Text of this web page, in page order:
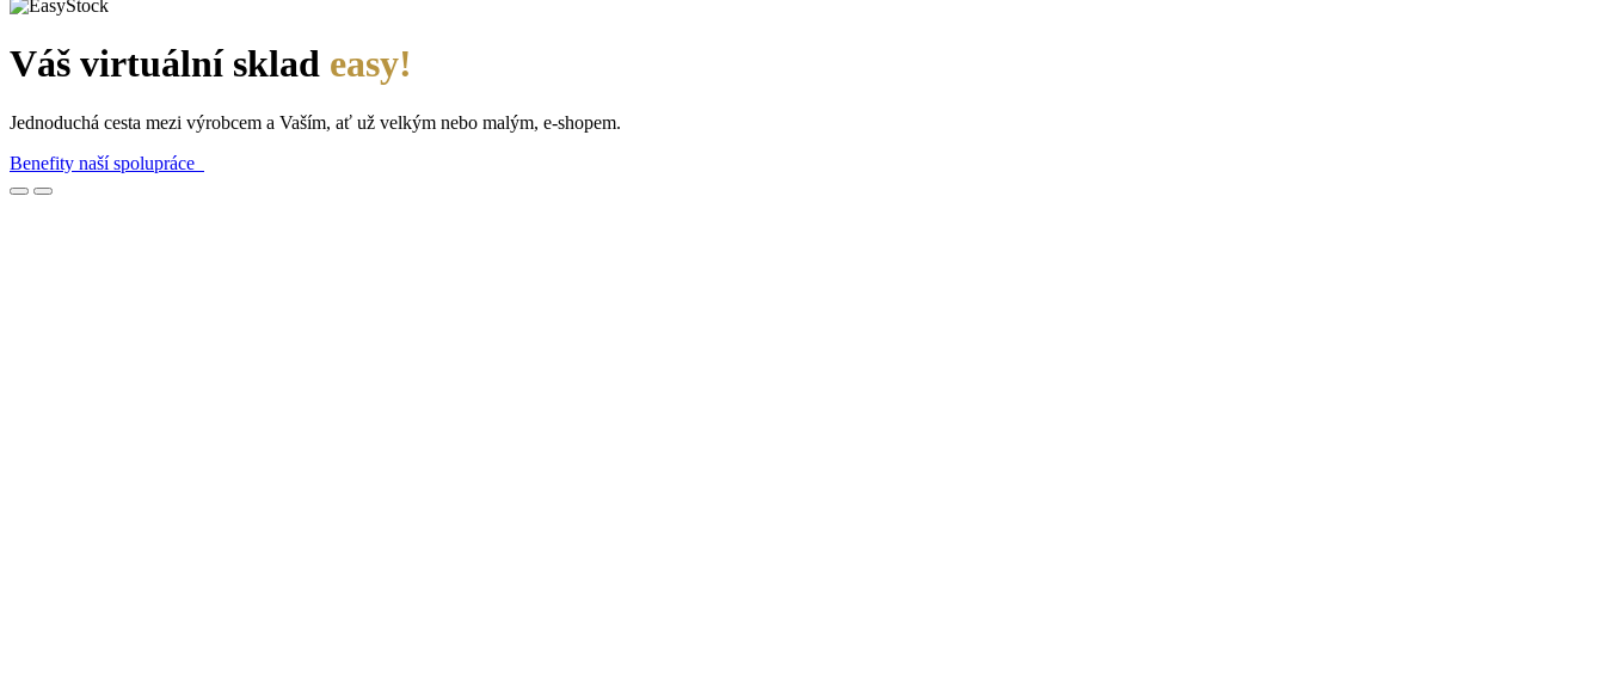
Váš virtuální sklad easy!
Jednoduchá cesta mezi výrobcem a Vaším, ať už velkým nebo malým, e-shopem.
Benefity naší spolupráce